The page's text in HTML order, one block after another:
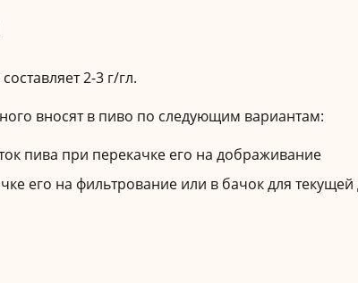
2-3 г/гл.
вносят в пиво по следующим вариантам:
пива при перекачке его на дображивание
его на фильтрование или в бачок для текущей